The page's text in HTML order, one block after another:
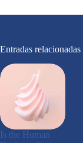
Entradas relacionadas
Is the Human